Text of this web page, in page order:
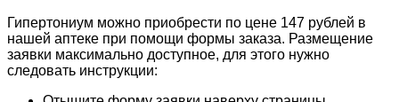
Гипертониум можно приобрести по цене 147 рублей в
нашей аптеке при помощи формы заказа. Размещение
заявки максимально доступное, для этого нужно
следовать инструкции: